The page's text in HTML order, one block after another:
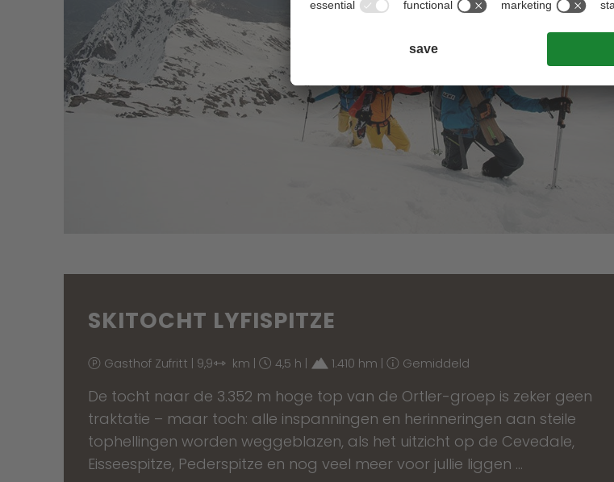
SKITOCHT LYFISPITZE
Gasthof Zufritt | 9,9 km | 4,5 h | 1.410 hm | Gemiddeld
De tocht naar de 3.352 m hoge top van de Ortler-groep is zeker geen
traktatie – maar toch: alle inspanningen en herinneringen aan steile
tophellingen worden weggeblazen, als het uitzicht op de Cevedale,
Eisseespitze, Pederspitze en nog veel meer voor jullie liggen …